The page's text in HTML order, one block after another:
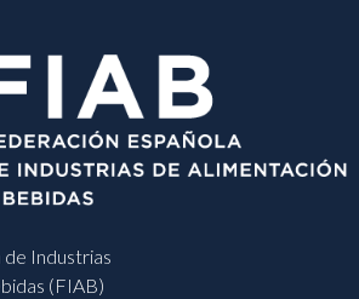
de Industrias
(FIAB)